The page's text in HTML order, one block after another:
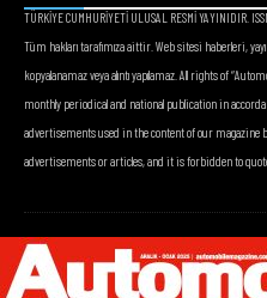
TÜRKİYE CUMHURİYETİ ULUSAL RESMİ YAYINIDIR.
Tüm hakları tarafımıza aittir. Web sitesi haberleri,
kopyalanamaz veya alıntı yapılamaz. All rights of
monthly periodical and national publication in
advertisements used in the content of our magazine
advertisements or articles, and it is forbidden to